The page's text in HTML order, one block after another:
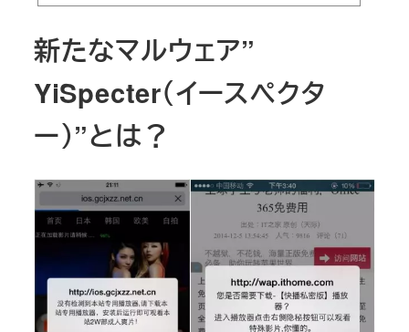
新たなマルウェア”
YiSpecter（イースペクタ
ー）”とは？